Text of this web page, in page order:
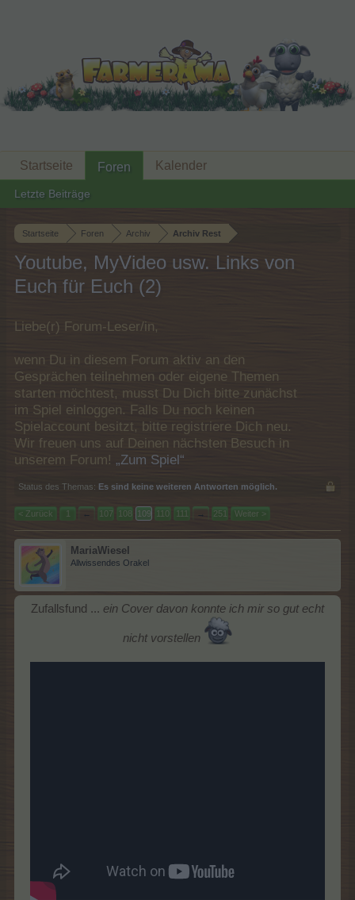
Startseite Foren Archiv Archiv Rest
Youtube, MyVideo usw. Links von
Euch für Euch (2)
Liebe(r) Forum-Leser/in,
wenn Du in diesem Forum aktiv an den
Gesprächen teilnehmen oder eigene Themen
starten möchtest, musst Du Dich bitte zunächst
im Spiel einloggen. Falls Du noch keinen
Spielaccount besitzt, bitte registriere Dich neu.
Wir freuen uns auf Deinen nächsten Besuch in
unserem Forum! „Zum Spiel“
Status des Themas: Es sind keine weiteren Antworten möglich.
< Zurück 1 ← 107 108 109 110 111 → 251 Weiter >
MariaWiesel
Allwissendes Orakel
Zufallsfund ... ein Cover davon konnte ich mir so gut echt
nicht vorstellen
Startseite Foren
Letzte Beiträge
Kalender